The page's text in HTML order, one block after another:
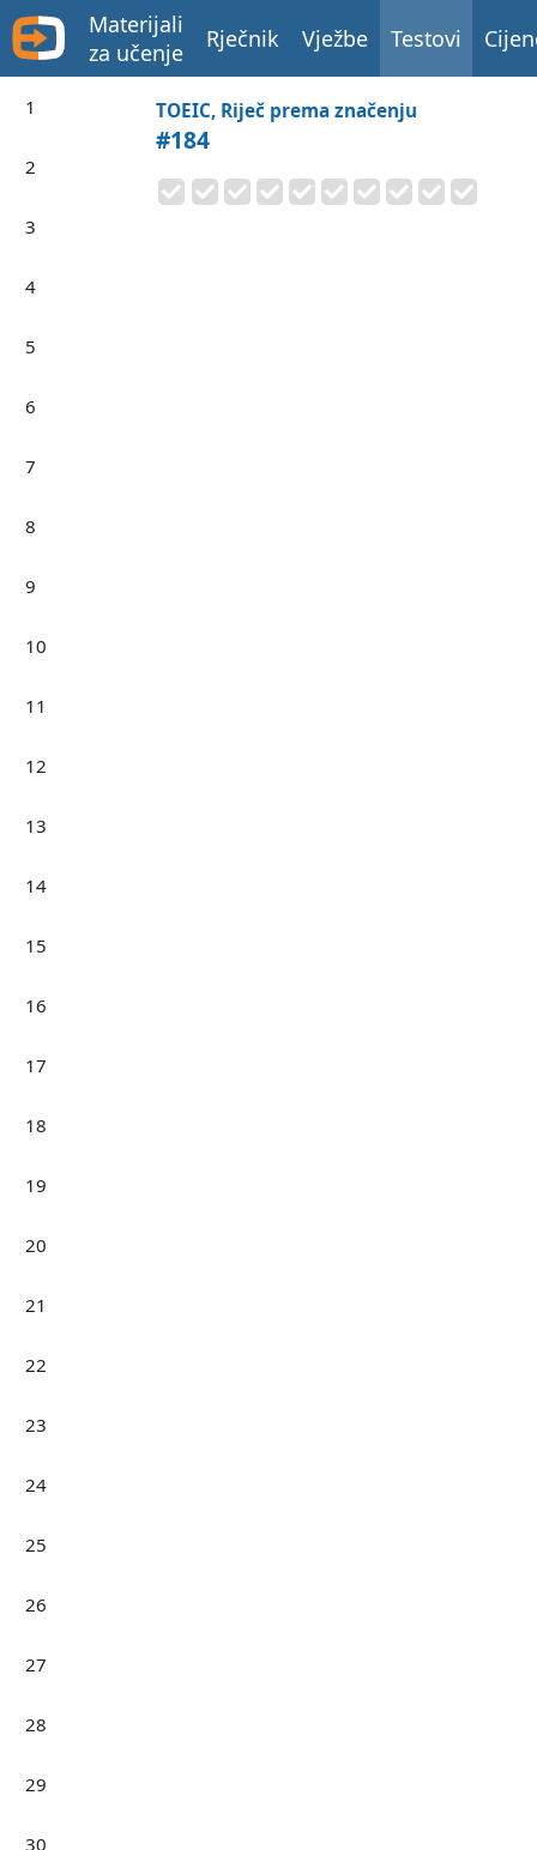
Materijali
za učenje
Rječnik Vježbe Testovi
1
2
3
4
5
6
7
8
9
10
11
12
13
14
15
16
17
18
19
20
21
22
23
24
25
26
27
28
29
30
TOEIC, Riječ prema značenju
#184